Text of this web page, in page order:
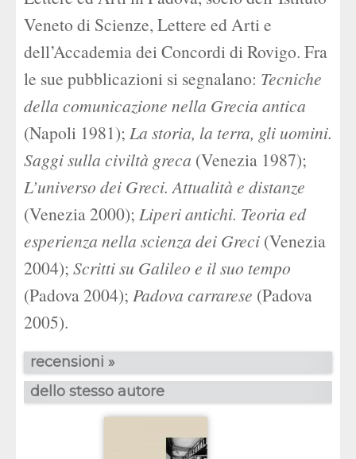
Veneto di Scienze, Lettere ed Arti e
dell’Accademia dei Concordi di Rovigo. Fra
le sue pubblicazioni si segnalano: Tecniche
della comunicazione nella Grecia antica
(Napoli 1981); La storia, la terra, gli uomini.
Saggi sulla civiltà greca (Venezia 1987);
L’universo dei Greci. Attualità e distanze
(Venezia 2000); Liperi antichi. Teoria ed
esperienza nella scienza dei Greci (Venezia
2004); Scritti su Galileo e il suo tempo
(Padova 2004); Padova carrarese (Padova
2005).
recensioni »
dello stesso autore